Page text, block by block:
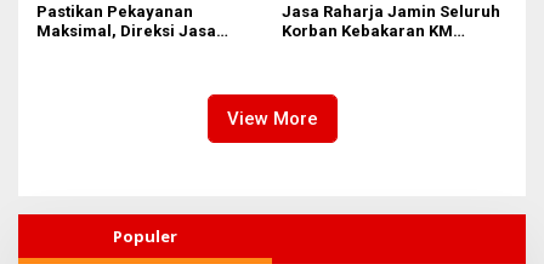
Pastikan Pekayanan
Maksimal, Direksi Jasa
Jasa Raharja Jamin Seluruh
Korban Kebakaran KM
View More
Populer